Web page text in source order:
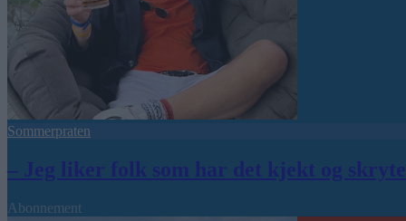
Sommerpraten
– Jeg liker folk som har det kjekt og
Abonnement